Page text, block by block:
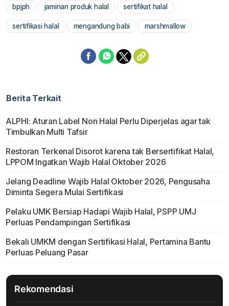
bpjph jaminan produk halal sertifikat halal
sertifikasi halal mengandung babi marshmallow
Berita Terkait
ALPHI: Aturan Label Non Halal Perlu Diperjelas agar tak
Timbulkan Multi Tafsir
Restoran Terkenal Disorot karena tak Bersertifikat Halal,
LPPOM Ingatkan Wajib Halal Oktober 2026
Jelang Deadline Wajib Halal Oktober 2026, Pengusaha
Diminta Segera Mulai Sertifikasi
Pelaku UMK Bersiap Hadapi Wajib Halal, PSPP UMJ
Perluas Pendampingan Sertifikasi
Bekali UMKM dengan Sertifikasi Halal, Pertamina Bantu
Perluas Peluang Pasar
Rekomendasi